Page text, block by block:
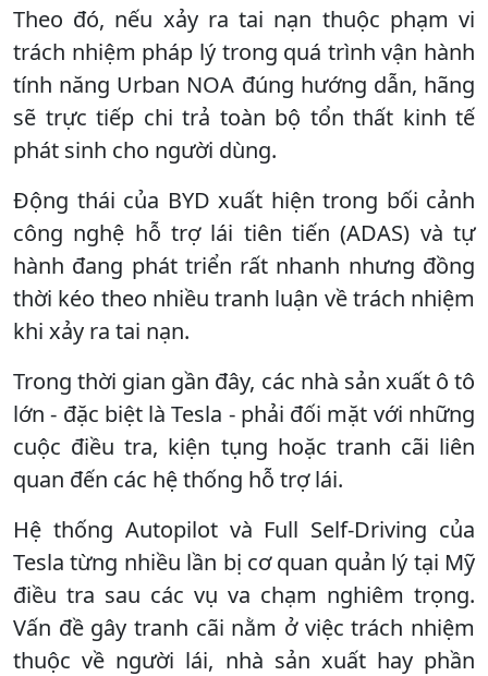
Theo đó, nếu xảy ra tai nạn thuộc phạm vi
trách nhiệm pháp lý trong quá trình vận hành
tính năng Urban NOA đúng hướng dẫn, hãng
sẽ trực tiếp chi trả toàn bộ tổn thất kinh tế
phát sinh cho người dùng.
Động thái của BYD xuất hiện trong bối cảnh
công nghệ hỗ trợ lái tiên tiến (ADAS) và tự
hành đang phát triển rất nhanh nhưng đồng
thời kéo theo nhiều tranh luận về trách nhiệm
khi xảy ra tai nạn.
Trong thời gian gần đây, các nhà sản xuất ô tô
lớn - đặc biệt là Tesla - phải đối mặt với những
cuộc điều tra, kiện tụng hoặc tranh cãi liên
quan đến các hệ thống hỗ trợ lái.
Hệ thống Autopilot và Full Self-Driving của
Tesla từng nhiều lần bị cơ quan quản lý tại Mỹ
điều tra sau các vụ va chạm nghiêm trọng.
Vấn đề gây tranh cãi nằm ở việc trách nhiệm
thuộc về người lái, nhà sản xuất hay phần